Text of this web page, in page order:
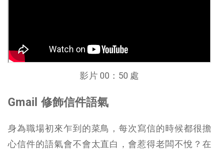
影片 00：50 處
Gmail 修飾信件語氣
身為職場初來乍到的菜鳥，每次寫信的時候都很擔
心信件的語氣會不會太直白，會惹得老闆不悅？在